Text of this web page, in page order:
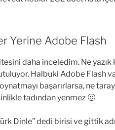
Yerine Adobe Flash
daha inceledim. Ne
Halbuki Adobe Flash
başarırlarsa, ne
tadından yenmez 🙂
Dinle” dedi birisi ve gittik